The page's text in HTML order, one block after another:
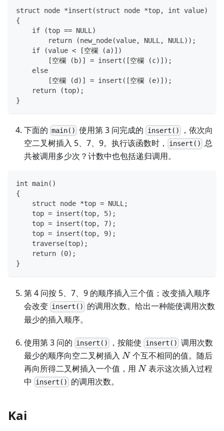
struct node *insert(struct node *top, int value)
{
    if (top == NULL)
        return (new_node(value, NULL, NULL));
    if (value < [空欄 (a)])
        [空欄 (b)] = insert([空欄 (c)]);
    else
        [空欄 (d)] = insert([空欄 (e)]);
    return (top);
}
下面的 main() 使用第 3 问完成的 insert() ，依次向
空二叉树插入 5、7、9。执行该函数时，
insert() 总
共被调用多少次？计数中也包括递归调用。
int main()
{
    struct node *top = NULL;
    top = insert(top, 5);
    top = insert(top, 7);
    top = insert(top, 9);
    traverse(top);
    return (0);
}
第 4 问按 5、7、9 的顺序插入三个值；改变插入顺序
会改变 insert()
的调用次数。给出一种能使调用次数
最少的插入顺序。
使用第 3 问的 insert() ，按能使 insert() 调用次数
最少的顺序向空二叉树插入 N
N 个互不相同的值。随后
再向所得二叉树插入一个值，用 N
N 表示这次插入过程
中
insert() 的调用次数。
Kai